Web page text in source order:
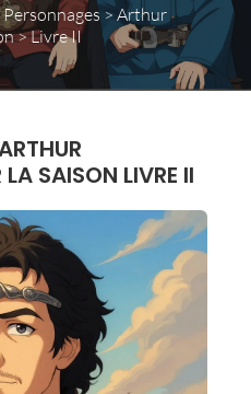
Personnages >Arthur
>Livre II
SAISON LIVRE II